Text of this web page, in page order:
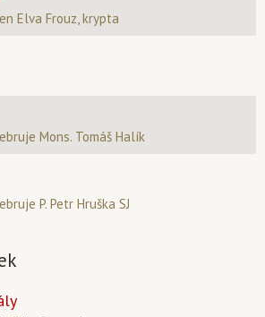
Elva Frouz, krypta
Mons. Tomáš Halík
P. Petr Hruška SJ